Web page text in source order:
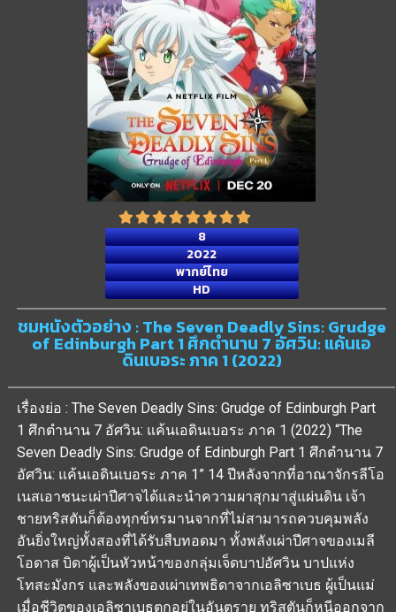
8
2022
พากย์ไทย
HD
ชมหนังตัวอย่าง : The Seven Deadly Sins: Grudge
of Edinburgh Part 1 ศึกตำนาน 7 อัศวิน: แค้นเอ
ดินเบอระ ภาค 1 (2022)
เรื่องย่อ : The Seven Deadly Sins: Grudge of Edinburgh Part
1 ศึกตำนาน 7 อัศวิน: แค้นเอดินเบอระ ภาค 1 (2022) “The
Seven Deadly Sins: Grudge of Edinburgh Part 1 ศึกตำนาน 7
อัศวิน: แค้นเอดินเบอระ ภาค 1” 14 ปีหลังจากที่อาณาจักรลีโอ
เนสเอาชนะเผ่าปีศาจได้และนำความผาสุกมาสู่แผ่นดิน เจ้า
ชายทริสตันก็ต้องทุกข์ทรมานจากที่ไม่สามารถควบคุมพลัง
อันยิ่งใหญ่ทั้งสองที่ได้รับสืบทอดมา ทั้งพลังเผ่าปีศาจของเมลี
โอดาส บิดาผู้เป็นหัวหน้าของกลุ่มเจ็ดบาปอัศวิน บาปแห่ง
โทสะมังกร และพลังของเผ่าเทพธิดาจากเอลิซาเบธ ผู้เป็นแม่
เมื่อชีวิตของเอลิซาเบธตกอยู่ในอันตราย ทริสตันก็หนีออกจาก